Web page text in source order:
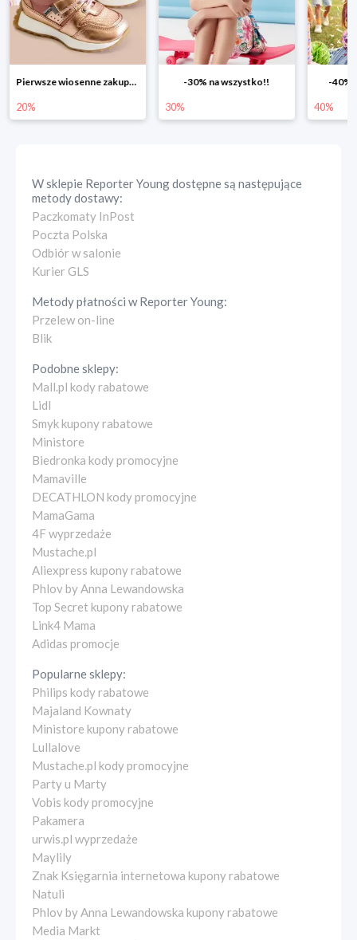
-30% na wszystko!!
30%
-40% na drugą sztukę
40% 25%
W sklepie Reporter Youngdostępne są następujące
metody dostawy:
Paczkomaty InPost
Poczta Polska
Odbiór w salonie
Kurier GLS
Metody płatności wReporter Young:
Przelew on-line
Blik
Podobne sklepy:
Mall.pl kody rabatowe
Lidl
Smyk kupony rabatowe
Ministore
Biedronka kody promocyjne
Mamaville
DECATHLON kody promocyjne
MamaGama
4F wyprzedaże
Mustache.pl
Aliexpress kupony rabatowe
Phlov by Anna Lewandowska
Top Secret kupony rabatowe
Link4 Mama
Adidas promocje
Popularne sklepy:
Philips kody rabatowe
Majaland Kownaty
Ministore kupony rabatowe
Lullalove
Mustache.pl kody promocyjne
Party u Marty
Vobis kody promocyjne
Pakamera
urwis.pl wyprzedaże
Maylily
Znak Księgarnia internetowa kupony rabatowe
Natuli
Phlov by Anna Lewandowska kupony rabatowe
Media Markt